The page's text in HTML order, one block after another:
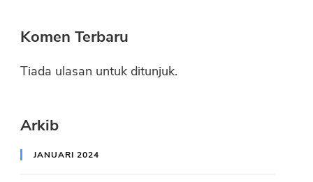
Komen Terbaru
Tiada ulasan untuk ditunjuk.
Arkib
JANUARI 2024